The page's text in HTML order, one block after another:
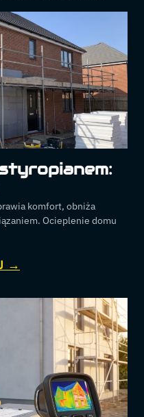
komfort, obniża
Ocieplenie domu
→